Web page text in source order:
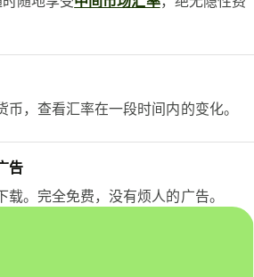
币，查看汇率在一段时间内的变化。
告
载。完全免费，没有烦人的广告。